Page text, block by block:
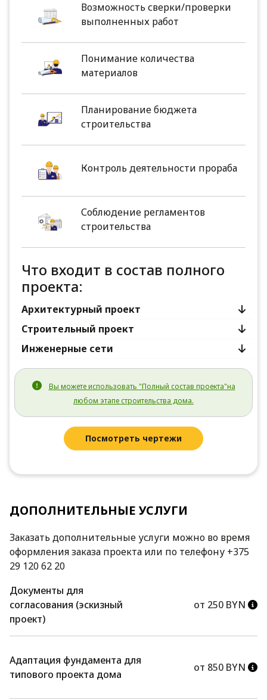
Возможность сверки/проверки
выполненных работ
Понимание количества
материалов
Планирование бюджета
строительства
Контроль деятельности прораба
Соблюдение регламентов
строительства
Что входит в состав полного
проекта:
Архитектурный проект
Строительный проект
Инженерные сети
Вы можете использовать "Полный состав проекта"на
любом этапе строительства дома.
Посмотреть чертежи
ДОПОЛНИТЕЛЬНЫЕ УСЛУГИ
Заказать дополнительные услуги можно во время
оформления заказа проекта или по телефону +375
29 120 62 20
Документы для
согласования (эскизный
проект)
от 250 BYN
Адаптация фундамента для
типового проекта дома
от 850 BYN